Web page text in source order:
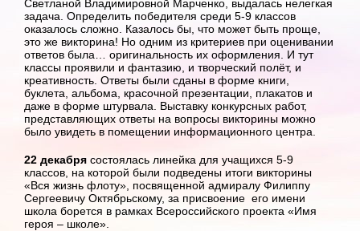
Светланой Владимировной Марченко, выдалась нелегкая
задача. Определить победителя среди 5-9 классов
оказалось сложно. Казалось бы, что может быть проще,
это же викторина! Но одним из критериев при оценивании
ответов была… оригинальность их оформления. И тут
классы проявили и фантазию, и творческий полёт, и
креативность. Ответы были сданы в форме книги,
буклета, альбома, красочной презентации, плакатов и
даже в форме штурвала. Выставку конкурсных работ,
представляющих ответы на вопросы викторины можно
было увидеть в помещении информационного центра.
22 декабря состоялась линейка для учащихся 5-9
классов, на которой были подведены итоги викторины
«Вся жизнь флоту», посвященной адмиралу Филиппу
Сергеевичу Октябрьскому, за присвоение его имени
школа борется в рамках Всероссийского проекта «Имя
героя – школе».